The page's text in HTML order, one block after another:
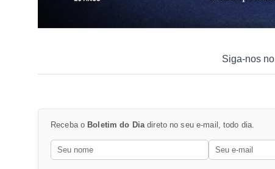
Siga-nos no
Receba o Boletim do Diadireto no seu e-mail, todo dia.